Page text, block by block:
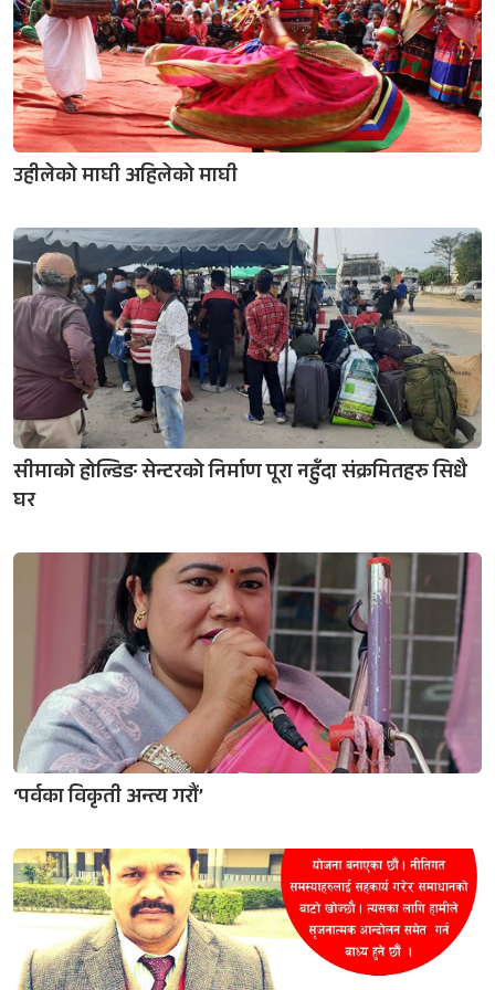
उहीलेको माघी अहिलेको माघी
सीमाको होल्डिङ सेन्टरको निर्माण पूरा नहुँदा संक्रमितहरु सिधै
घर
‘पर्वका विकृती अन्त्य गरौं’